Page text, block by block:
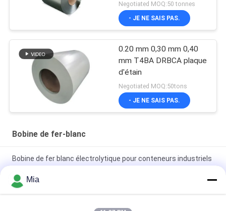
Negotiated MOQ:50 tonnes
- JE NE SAIS PAS.
0.20 mm 0,30 mm 0,40
mm T4BA DRBCA plaque
d'étain
Negotiated MOQ:50tons
- JE NE SAIS PAS.
Bobine de fer-blanc
Bobine de fer blanc électrolytique pour conteneurs industriels
Bobine de fer blanc électrolytique pour canettes de boissons -
Mia